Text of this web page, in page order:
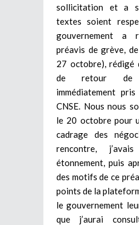
sollicitation et a
textes soient
gouvernement a
préavis de grève,
27 octobre), rédigé
de retour de
immédiatement
CNSE. Nous nous
le 20 octobre pour
cadrage des
rencontre,
étonnement, puis
des motifs de ce
points de la
le gouvernement
que j’aurai